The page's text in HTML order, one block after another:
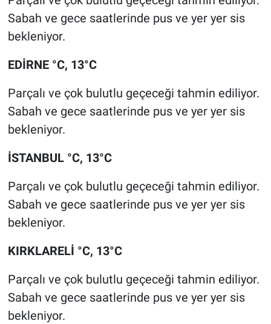
Sabah ve gece saatlerinde pus ve yer yer sis
bekleniyor.
EDİRNE °C, 13°C
Parçalı ve çok bulutlu geçeceği tahmin ediliyor.
Sabah ve gece saatlerinde pus ve yer yer sis
bekleniyor.
İSTANBUL °C, 13°C
Parçalı ve çok bulutlu geçeceği tahmin ediliyor.
Sabah ve gece saatlerinde pus ve yer yer sis
bekleniyor.
KIRKLARELİ °C, 13°C
Parçalı ve çok bulutlu geçeceği tahmin ediliyor.
Sabah ve gece saatlerinde pus ve yer yer sis
bekleniyor.